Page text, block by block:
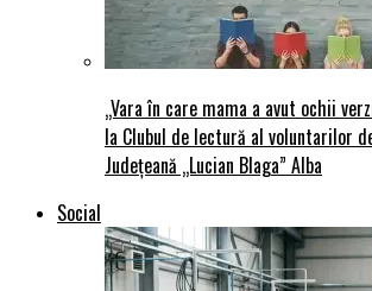
„Vara în care mama a avut ochii
la Clubul de lectură al voluntarilor
Județeană „Lucian Blaga” Alba
Social